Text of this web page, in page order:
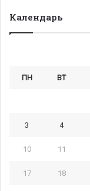
Календарь
ПН ВТ
3 4
10 11
17 18